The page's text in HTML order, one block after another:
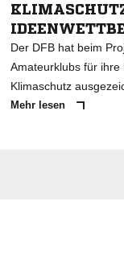
Der DFB hat beim
Amateurklubs für ihre
Klimaschutz
Mehr lesen